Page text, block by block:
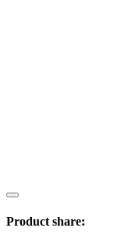
Product share: